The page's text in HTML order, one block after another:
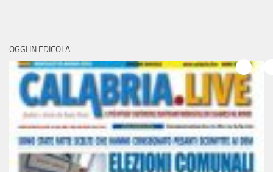
OGGI IN EDICOLA